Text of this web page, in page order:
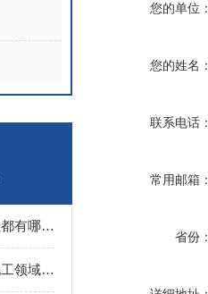
你知道多功能提取浓缩机组都有哪些功能吗？
奥斯陆蒸发结晶设备实现化工领域的高效分离
您的单位：
您的姓名：
联系电话：
常用邮箱：
省份：